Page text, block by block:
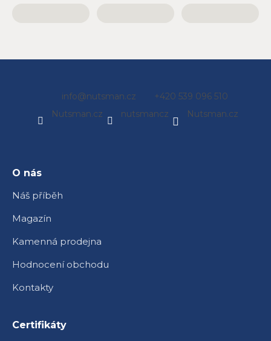
info@nutsman.cz
+420 539 096 510
Nutsman.cz
nutsmancz Nutsman.cz
O nás
Náš příběh
Magazín
Kamenná prodejna
Hodnocení obchodu
Kontakty
Certifikáty